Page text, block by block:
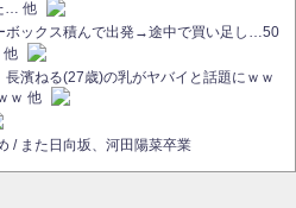
… 他
ボックス積んで出発→途中で買い足し…50
他
濱ねる(27歳)の乳がヤバイと話題にｗｗ
ｗ 他
/ また日向坂、河田陽菜卒業